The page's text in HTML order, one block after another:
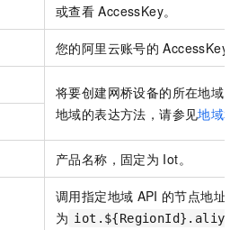
或查看 AccessKey。
您的阿里云账号的 AccessKey
将要创建网桥设备的所在地域
地域的表达方法，请参见地域
产品名称，固定为 Iot。
调用指定地域 API 的节点地址
为